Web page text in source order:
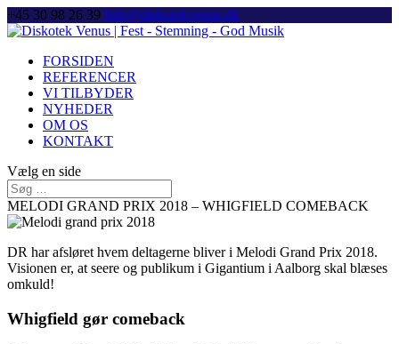
+45 30 98 26 39 Info@diskotekvenus.dk
FORSIDEN
REFERENCER
VI TILBYDER
NYHEDER
OM OS
KONTAKT
Vælg en side
MELODI GRAND PRIX 2018 – WHIGFIELD COMEBACK
DR har afsløret hvem deltagerne bliver i Melodi Grand Prix 2018.
Visionen er, at seere og publikum i Gigantium i Aalborg skal blæses
omkuld!
Whigfield gør comeback